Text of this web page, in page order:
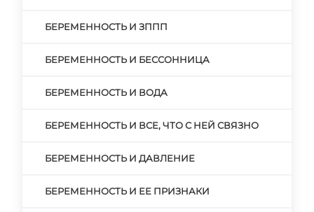
БЕРЕМЕННОСТЬ И ЗППП
БЕРЕМЕННОСТЬ И БЕССОННИЦА
БЕРЕМЕННОСТЬ И ВОДА
БЕРЕМЕННОСТЬ И ВСЕ, ЧТО С НЕЙ СВЯЗНО
БЕРЕМЕННОСТЬ И ДАВЛЕНИЕ
БЕРЕМЕННОСТЬ И ЕЕ ПРИЗНАКИ